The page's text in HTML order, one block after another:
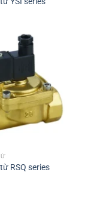
RSQ series